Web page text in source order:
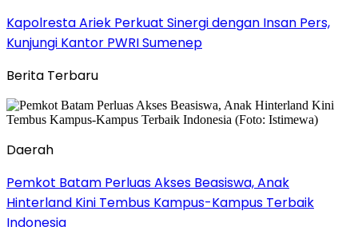
Kapolresta Ariek Perkuat Sinergi dengan Insan Pers,
Kunjungi Kantor PWRI Sumenep
Berita Terbaru
Daerah
Pemkot Batam Perluas Akses Beasiswa, Anak
Hinterland Kini Tembus Kampus-Kampus Terbaik
Indonesia